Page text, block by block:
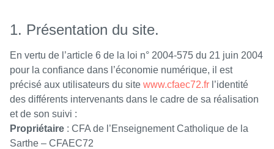
1. Présentation du site.
En vertu de l’article 6 de la loi n° 2004-575 du 21 juin 2004
pour la confiance dans l’économie numérique, il est
précisé aux utilisateurs du site www.cfaec72.fr l’identité
des différents intervenants dans le cadre de sa réalisation
et de son suivi :
Propriétaire : CFA de l’Enseignement Catholique de la
Sarthe – CFAEC72